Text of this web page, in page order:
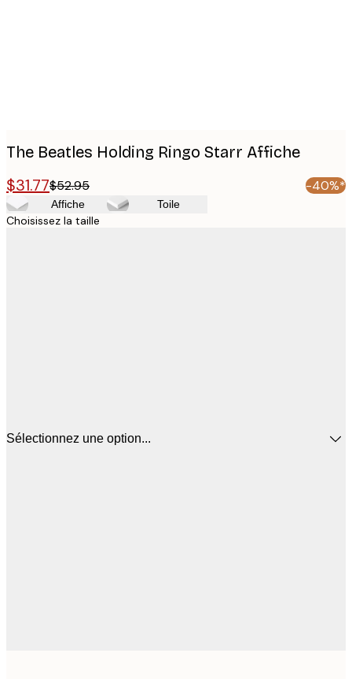
The Beatles Holding Ringo Starr Affiche
$31.77$52.95 -40%*
Affiche Toile
Choisissez la taille
Sélectionnez une option...